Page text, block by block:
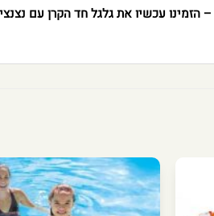
עכשיו את גלגל חד הקרן עם